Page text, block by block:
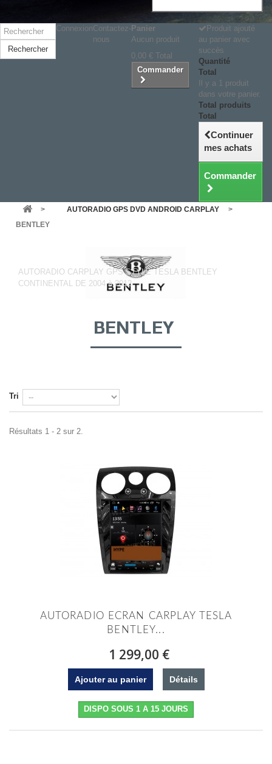
Rechercher
ConnexionContactez-
nous
Panier
Aucun produit
0,00 € Total
Commander
Produit ajouté
au panier avec
succès
Quantité
Total
Il y a 1 produit
dans votre panier.
Total produits
Total
Continuer
mes achats
Commander
> AUTORADIO GPS DVD ANDROID CARPLAY
>
BENTLEY
AUTORADIO CARPLAY GPS STYLE TESLA BENTLEY
CONTINENTAL DE 2004 à 2012
BENTLEY
Tri
Résultats 1 - 2 sur 2.
AUTORADIO ECRAN CARPLAY TESLA
BENTLEY...
1 299,00 €
Ajouter au panier Détails
DISPO SOUS 1 A 15 JOURS